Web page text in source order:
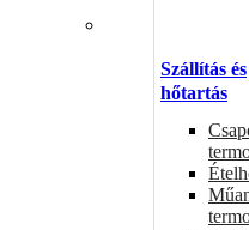
Szállítás és
hőtartás